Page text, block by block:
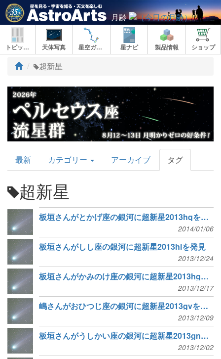
月齢
トピックス 天体写真 星空ガイド 星ナビ 製品情報 ショップ
ト
プ
超新星
AstroArts
Topics
最新 カテゴリー アーカイブ タグ
超新星
板垣さんがとかげ座の銀河に超新星2013hqを発見
2014/01/06
板垣さんがしし座の銀河に超新星2013hlを発見
2013/12/24
板垣さんがかみのけ座の銀河に超新星2013hgを発見
2013/12/17
嶋さんがおひつじ座の銀河に超新星2013gvを発見
2013/12/09
板垣さんがうしかい座の銀河に超新星2013gnを発見
2013/12/02